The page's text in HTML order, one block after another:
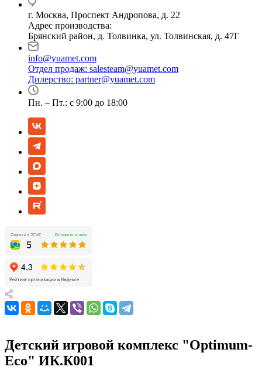
г. Москва, Проспект Андропова, д. 22
Адрес производства:
Брянский район, д. Толвинка, ул. Толвинская, д. 47Г
info@yuamet.com
Отдел продаж: salesteam@yuamet.com
Дилерство: partner@yuamet.com
Пн. – Пт.: с 9:00 до 18:00
Детский игровой комплекс "Оptimum-
Еco" ИК.К001